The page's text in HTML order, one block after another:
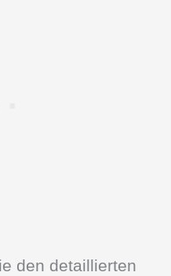
den detaillierten